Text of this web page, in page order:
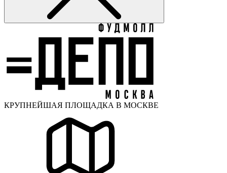
КРУПНЕЙШАЯ ПЛОЩАДКА В МОСКВЕ